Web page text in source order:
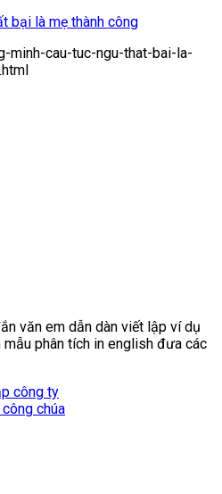
bại là mẹ thành công
minh-cau-tuc-ngu-that-bai-la-
văn em dẫn dàn viết lập ví dụ
phân tích in english đưa các
công ty
chúa